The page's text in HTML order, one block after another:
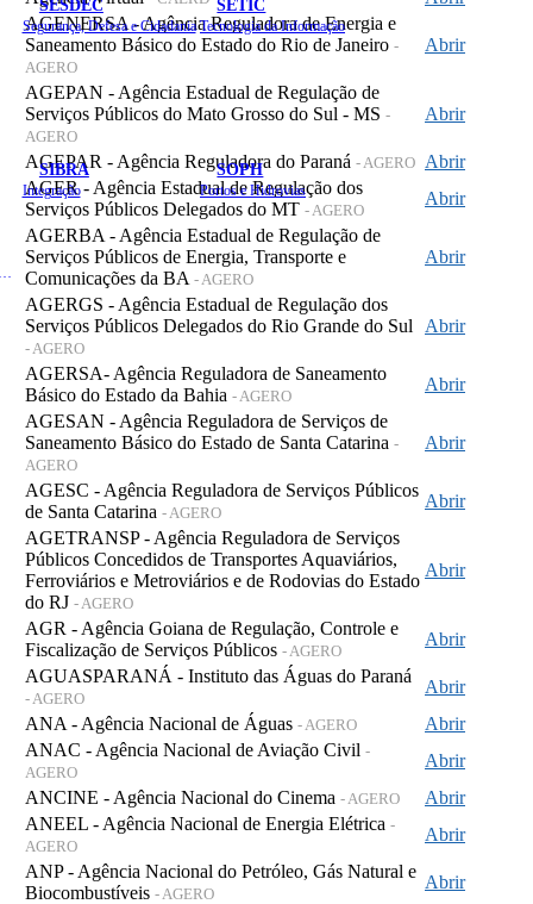
SESDEC
Segurança, Defesa e Cidadania
SETIC
Tecnologia da Informação
SIBRA
Integração
SOPH
Portos e Hidrovias
AGENERSA - Agência Reguladora de Energia e
Saneamento Básico do Estado do Rio de Janeiro -
AGERO
Abrir
AGEPAN - Agência Estadual de Regulação de
Serviços Públicos do Mato Grosso do Sul - MS -
AGERO
Abrir
AGEPAR - Agência Reguladora do Paraná - AGERO Abrir
AGER - Agência Estadual de Regulação dos
Serviços Públicos Delegados do MT - AGERO
Abrir
AGERBA - Agência Estadual de Regulação de
Serviços Públicos de Energia, Transporte e
Comunicações da BA - AGERO
Abrir
AGERGS - Agência Estadual de Regulação dos
Serviços Públicos Delegados do Rio Grande do Sul
- AGERO
Abrir
AGERSA- Agência Reguladora de Saneamento
Básico do Estado da Bahia - AGERO
Abrir
AGESAN - Agência Reguladora de Serviços de
Saneamento Básico do Estado de Santa Catarina -
AGERO
Abrir
AGESC - Agência Reguladora de Serviços Públicos
de Santa Catarina - AGERO
Abrir
AGETRANSP - Agência Reguladora de Serviços
Públicos Concedidos de Transportes Aquaviários,
Ferroviários e Metroviários e de Rodovias do Estado
do RJ - AGERO
Abrir
AGR - Agência Goiana de Regulação, Controle e
Fiscalização de Serviços Públicos - AGERO
Abrir
AGUASPARANÁ - Instituto das Águas do Paraná
- AGERO
Abrir
ANA - Agência Nacional de Águas - AGERO
Abrir
ANAC - Agência Nacional de Aviação Civil -
AGERO
Abrir
ANCINE - Agência Nacional do Cinema - AGERO
Abrir
ANEEL - Agência Nacional de Energia Elétrica -
AGERO
Abrir
ANP - Agência Nacional do Petróleo, Gás Natural e
Biocombustíveis - AGERO
Abrir